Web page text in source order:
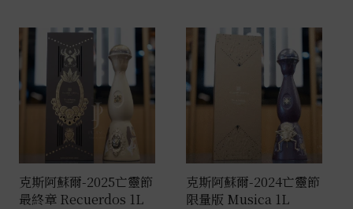
克斯阿蘇爾-2025亡靈節
最終章 Recuerdos 1L
克斯阿蘇爾-2024亡靈節
限量版 Musica 1L